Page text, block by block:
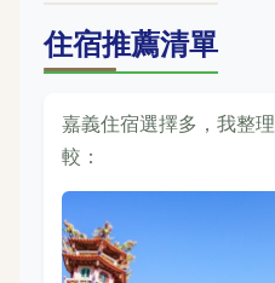
住宿推薦清單
嘉義住宿選擇多，我整
較：